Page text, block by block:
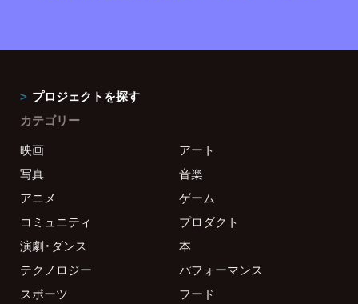
プロジェクトを探す
カテゴリー
映画
アート
写真
音楽
アニメ
ゲーム
コミュニティ
プロダクト
演劇・ダンス
本
テクノロジー
パフォーマンス
スポーツ
フード